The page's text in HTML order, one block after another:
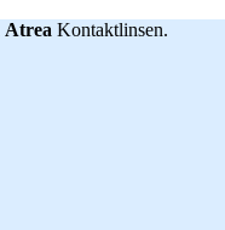
Atrea Kontaktlinsen.